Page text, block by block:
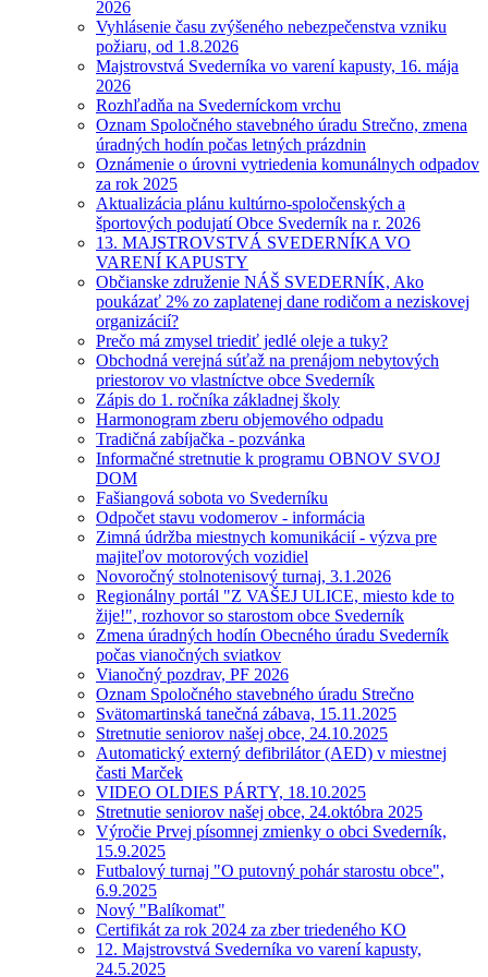
2026
Vyhlásenie času zvýšeného nebezpečenstva vzniku
požiaru, od 1.8.2026
Majstrovstvá Svederníka vo varení kapusty, 16. mája
2026
Rozhľadňa na Svederníckom vrchu
Oznam Spoločného stavebného úradu Strečno, zmena
úradných hodín počas letných prázdnin
Oznámenie o úrovni vytriedenia komunálnych odpadov
za rok 2025
Aktualizácia plánu kultúrno-spoločenských a
športových podujatí Obce Svederník na r. 2026
13. MAJSTROVSTVÁ SVEDERNÍKA VO
VARENÍ KAPUSTY
Občianske združenie NÁŠ SVEDERNÍK, Ako
poukázať 2% zo zaplatenej dane rodičom a neziskovej
organizácií?
Prečo má zmysel triediť jedlé oleje a tuky?
Obchodná verejná súťaž na prenájom nebytových
priestorov vo vlastníctve obce Svederník
Zápis do 1. ročníka základnej školy
Harmonogram zberu objemového odpadu
Tradičná zabíjačka - pozvánka
Informačné stretnutie k programu OBNOV SVOJ
DOM
Fašiangová sobota vo Svederníku
Odpočet stavu vodomerov - informácia
Zimná údržba miestnych komunikácií - výzva pre
majiteľov motorových vozidiel
Novoročný stolnotenisový turnaj, 3.1.2026
Regionálny portál "Z VAŠEJ ULICE, miesto kde to
žije!", rozhovor so starostom obce Svederník
Zmena úradných hodín Obecného úradu Svederník
počas vianočných sviatkov
Vianočný pozdrav, PF 2026
Oznam Spoločného stavebného úradu Strečno
Svätomartinská tanečná zábava, 15.11.2025
Stretnutie seniorov našej obce, 24.10.2025
Automatický externý defibrilátor (AED) v miestnej
časti Marček
VIDEO OLDIES PÁRTY, 18.10.2025
Stretnutie seniorov našej obce, 24.októbra 2025
Výročie Prvej písomnej zmienky o obci Svederník,
15.9.2025
Futbalový turnaj "O putovný pohár starostu obce",
6.9.2025
Nový "Balíkomat"
Certifikát za rok 2024 za zber triedeného KO
12. Majstrovstvá Svederníka vo varení kapusty,
24.5.2025